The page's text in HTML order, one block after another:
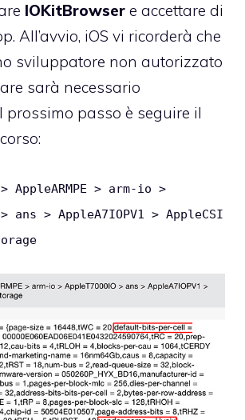
IOKitBrowser e accettare di
All’avvio, iOS vi ricorderà che
sviluppatore non autorizzato
sarà necessario
prossimo passo è seguire il
AppleARMPE > arm-io >
ans > AppleA7IOPV1 > AppleCSI